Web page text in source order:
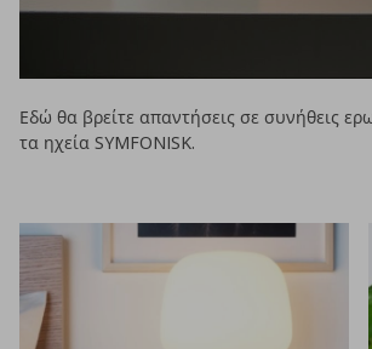
Εδώ θα βρείτε απαντήσεις σε συνήθεις
τα ηχεία SYMFONISK.